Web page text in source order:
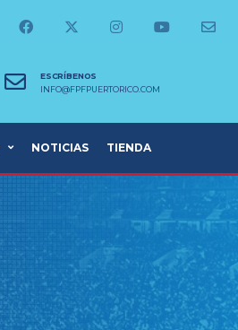
ESCRÍBENOS
INFO@FPFPUERTORICO.COM
NOTICIAS TIENDA